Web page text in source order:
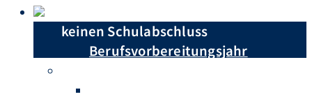
keinen Schulabschluss
Berufsvorbereitungsjahr